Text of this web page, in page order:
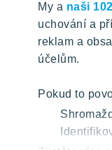
My a naši
uchování a
reklam a
účelům.
Pokud to